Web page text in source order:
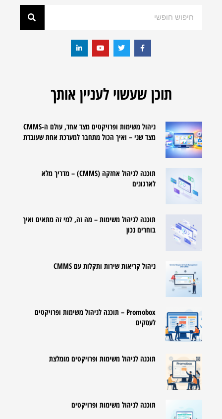
תוכן שעשוי לעניין אותך
ניהול משימות ופרויקטים מצד אחד, עולם ה-CMMS
מצד שני – ואיך הכול מתחבר למערכת אחת שעובדת
תוכנה לניהול אחזקה (CMMS) – מדריך מלא
לארגונים
תוכנה לניהול משימות – מה זה, למי זה מתאים ואיך
בוחרים נכון
ניהול קריאות שירות ותקלות עם CMMS
Promobox – תוכנה לניהול משימות ופרויקטים
לעסקים
תוכנה לניהול משימות ופרויקטים מומלצת
תוכנה לניהול משימות ופרויקטים